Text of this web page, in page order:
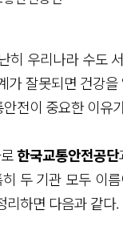
히 우리나라 수도
잘못되면 건강
전이 중요한 이유
한국교통안전공단
두 기관 모두 이
리하면 다음과 같다.